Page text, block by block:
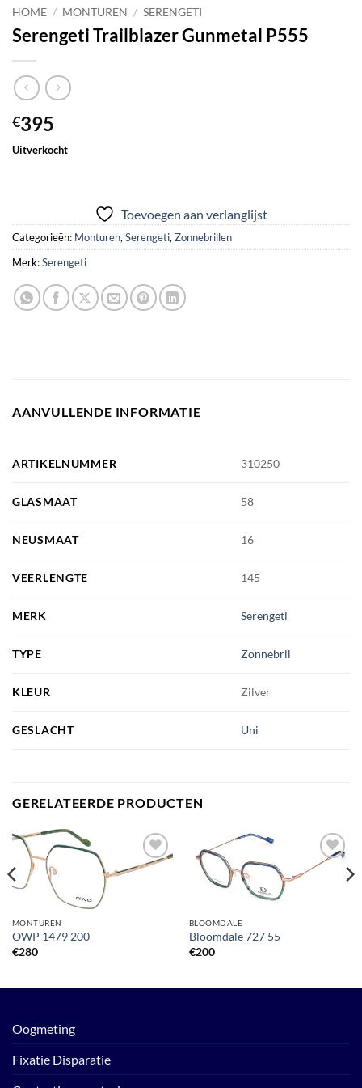
HOME / MONTUREN / SERENGETI
Serengeti Trailblazer Gunmetal P555
€395
Uitverkocht
Toevoegen aan verlanglijst
Categorieën: Monturen, Serengeti, Zonnebrillen
Merk:Serengeti
AANVULLENDE INFORMATIE
ARTIKELNUMMER 310250
GLASMAAT 58
NEUSMAAT 16
VEERLENGTE 145
MERK Serengeti
TYPE Zonnebril
KLEUR Zilver
GESLACHT Uni
GERELATEERDE PRODUCTEN
Toevoegen
MONTUREN
OWP 1479 200
€280
Toevoegen
BLOOMDALE
Bloomdale 727 55
€200
Oogmeting
Fixatie Disparatie